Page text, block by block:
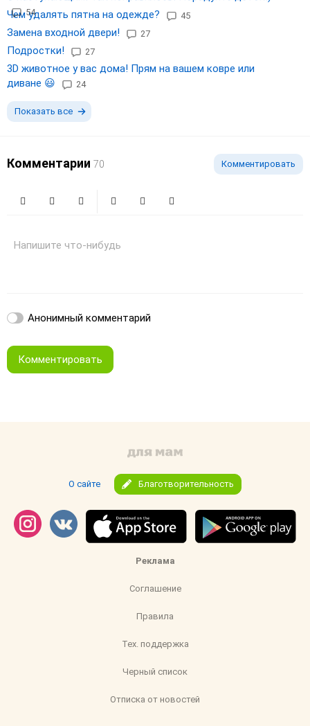
54
Чем удалять пятна на одежде? 45
Замена входной двери! 27
Подростки! 27
3D животное у вас дома! Прям на вашем ковре или
диване 😃
24
Показать все
Комментарии 70 Комментировать
Напишите что-нибудь
Анонимный комментарий
Комментировать
О сайте Благотворительность
Реклама
Соглашение
Правила
Тех. поддержка
Черный список
Отписка от новостей